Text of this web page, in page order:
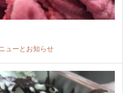
ューとお知らせ